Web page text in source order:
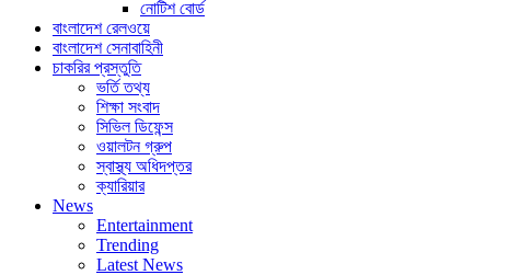
নোটিশ বোর্ড
বাংলাদেশ রেলওয়ে
বাংলাদেশ সেনাবাহিনী
চাকরির প্রস্তুতি
ভর্তি তথ্য
শিক্ষা সংবাদ
সিভিল ডিফেন্স
ওয়ালটন গ্রুপ
স্বাস্থ্য অধিদপ্তর
ক্যারিয়ার
News
Entertainment
Trending
Latest News